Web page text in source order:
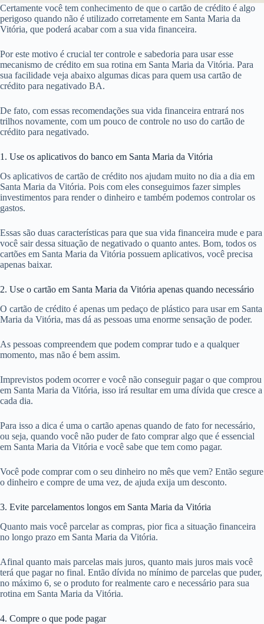
Certamente você tem conhecimento de que o cartão de crédito é algo
perigoso quando não é utilizado corretamente em Santa Maria da
Vitória, que poderá acabar com a sua vida financeira.
Por este motivo é crucial ter controle e sabedoria para usar esse
mecanismo de crédito em sua rotina em Santa Maria da Vitória. Para
sua facilidade veja abaixo algumas dicas para quem usa cartão de
crédito para negativado BA.
De fato, com essas recomendações sua vida financeira entrará nos
trilhos novamente, com um pouco de controle no uso do cartão de
crédito para negativado.
1. Use os aplicativos do banco em Santa Maria da Vitória
Os aplicativos de cartão de crédito nos ajudam muito no dia a dia em
Santa Maria da Vitória. Pois com eles conseguimos fazer simples
investimentos para render o dinheiro e também podemos controlar os
gastos.
Essas são duas características para que sua vida financeira mude e para
você sair dessa situação de negativado o quanto antes. Bom, todos os
cartões em Santa Maria da Vitória possuem aplicativos, você precisa
apenas baixar.
2. Use o cartão em Santa Maria da Vitória apenas quando necessário
O cartão de crédito é apenas um pedaço de plástico para usar em Santa
Maria da Vitória, mas dá as pessoas uma enorme sensação de poder.
As pessoas compreendem que podem comprar tudo e a qualquer
momento, mas não é bem assim.
Imprevistos podem ocorrer e você não conseguir pagar o que comprou
em Santa Maria da Vitória, isso irá resultar em uma dívida que cresce a
cada dia.
Para isso a dica é uma o cartão apenas quando de fato for necessário,
ou seja, quando você não puder de fato comprar algo que é essencial
em Santa Maria da Vitória e você sabe que tem como pagar.
Você pode comprar com o seu dinheiro no mês que vem? Então segure
o dinheiro e compre de uma vez, de ajuda exija um desconto.
3. Evite parcelamentos longos em Santa Maria da Vitória
Quanto mais você parcelar as compras, pior fica a situação financeira
no longo prazo em Santa Maria da Vitória.
Afinal quanto mais parcelas mais juros, quanto mais juros mais você
terá que pagar no final. Então dívida no mínimo de parcelas que puder,
no máximo 6, se o produto for realmente caro e necessário para sua
rotina em Santa Maria da Vitória.
4. Compre o que pode pagar